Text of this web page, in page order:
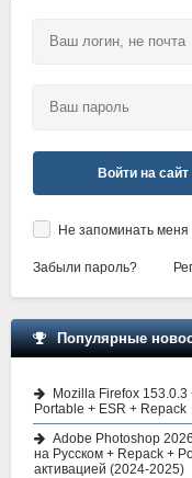
Войти на сайт
Не запоминать меня
Забыли пароль?
Популярные
Mozilla Firefox 153.0.3
Portable + ESR + Repack
Adobe Photoshop
на Русском + Repack +
активацией (2024-2025)